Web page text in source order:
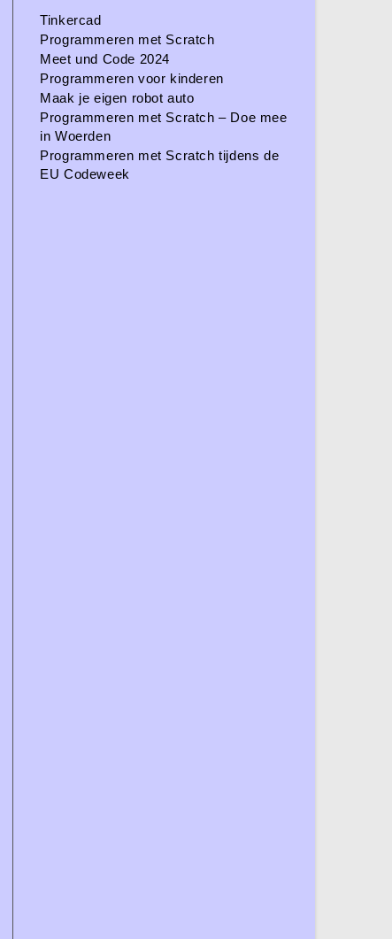
Tinkercad
Programmeren met Scratch
Meet und Code 2024
Programmeren voor kinderen
Maak je eigen robot auto
Programmeren met Scratch – Doe mee
in Woerden
Programmeren met Scratch tijdens de
EU Codeweek